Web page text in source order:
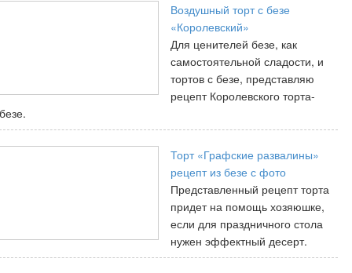
Воздушный торт с безе
«Королевский»
Для ценителей безе, как
самостоятельной сладости, и
тортов с безе, представляю
рецепт Королевского торта-
безе.
Торт «Графские развалины»
рецепт из безе с фото
Представленный рецепт торта
придет на помощь хозяюшке,
если для праздничного стола
нужен эффектный десерт.